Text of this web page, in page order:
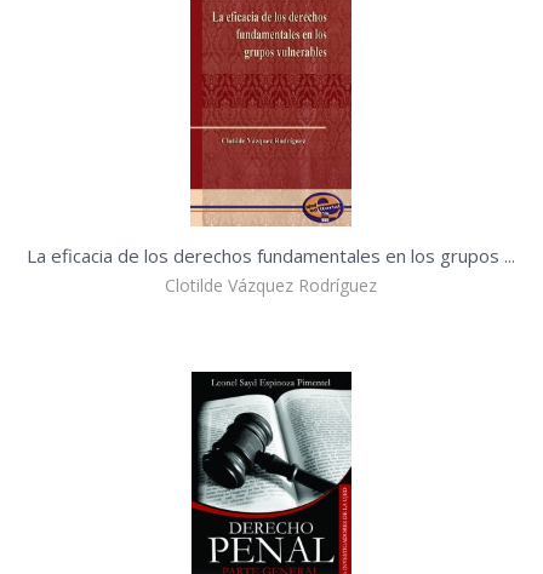
La eficacia de los derechos fundamentales en los grupos ...
Clotilde Vázquez Rodríguez